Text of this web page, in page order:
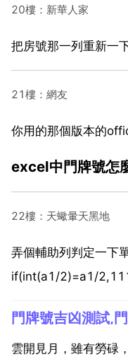
20樓：新華人家
把房號那一列重新一下
21樓：網友
你用的那個版本的
excel中門牌號怎
22樓：天蠍暈天黑地
弄個輔助列判定一下
if(int(a1/2)=a1/
門牌號吉凶測試,
雲開見月，雖有勞碌